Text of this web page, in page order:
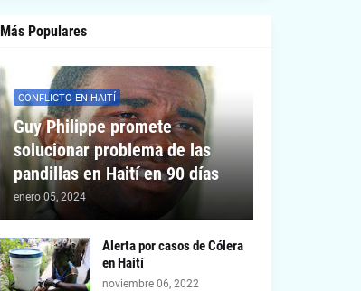
Más Populares
CONFLICTO EN HAITÍ
Guy Philippe promete
solucionar problema de las
pandillas en Haití en 90 días
enero 05, 2024
Alerta por casos de Cólera
en Haití
noviembre 06, 2022